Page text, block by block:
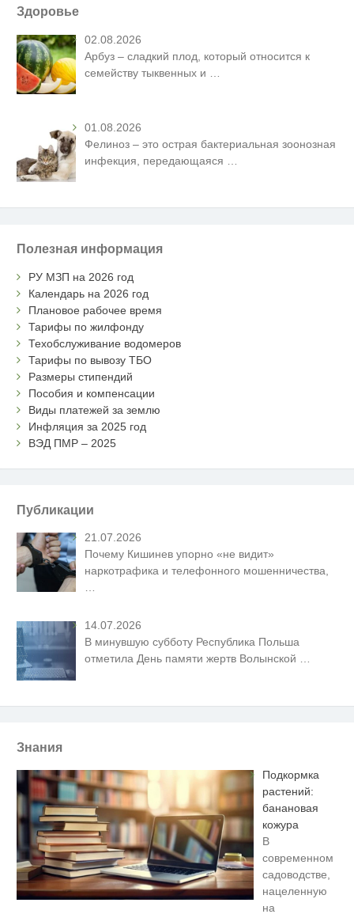
Здоровье
02.08.2026
Арбуз – сладкий плод, который относится к
семейству тыквенных и
01.08.2026
Фелиноз – это острая бактериальная зоонозная
инфекция, передающаяся
Полезная информация
РУ МЗП на 2026 год
Календарь на 2026 год
Плановое рабочее время
Тарифы по жилфонду
Техобслуживание водомеров
Тарифы по вывозу ТБО
Размеры стипендий
Пособия и компенсации
Виды платежей за землю
Инфляция за 2025 год
ВЭД ПМР – 2025
Публикации
21.07.2026
Почему Кишинев упорно «не видит»
наркотрафика и телефонного мошенничества,
14.07.2026
В минувшую субботу Республика Польша
отметила День памяти жертв Волынской …
Знания
Подкормка
растений:
банановая
кожура
В
современном
садоводстве,
нацеленную
на